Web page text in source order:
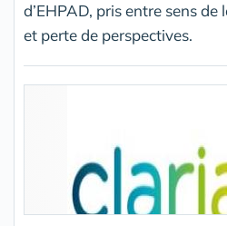
d’EHPAD, pris entre sens
et perte de perspectives.